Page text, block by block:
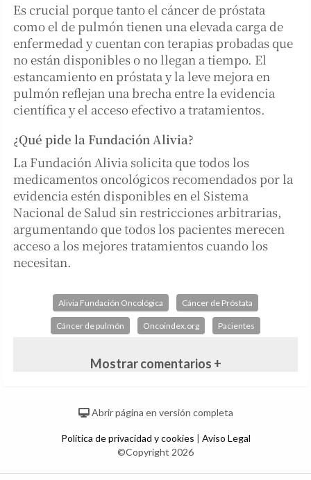
Es crucial porque tanto el cáncer de próstata
como el de pulmón tienen una elevada carga de
enfermedad y cuentan con terapias probadas que
no están disponibles o no llegan a tiempo. El
estancamiento en próstata y la leve mejora en
pulmón reflejan una brecha entre la evidencia
científica y el acceso efectivo a tratamientos.
¿Qué pide la Fundación Alivia?
La Fundación Alivia solicita que todos los
medicamentos oncológicos recomendados por la
evidencia estén disponibles en el Sistema
Nacional de Salud sin restricciones arbitrarias,
argumentando que todos los pacientes merecen
acceso a los mejores tratamientos cuando los
necesitan.
Alivia Fundación Oncológica Cáncer de Próstata
Cáncer de pulmón Oncoindex.org Pacientes
Mostrar comentarios +
Abrir página en versión completa
Política de privacidad y cookies | Aviso Legal
©Copyright 2026